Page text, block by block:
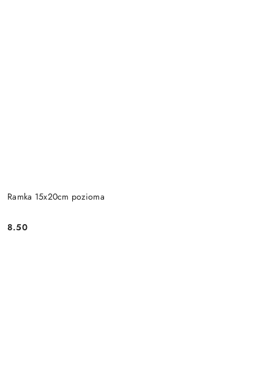
Ramka 15x20cm pozioma
Cena:
8.50